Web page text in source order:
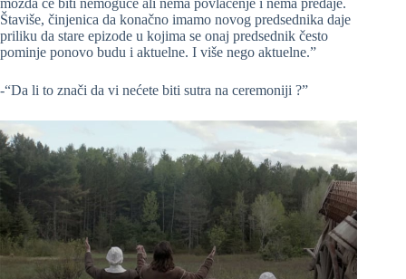
Štaviše, činjenica da konačno imamo novog predsednika daje
priliku da stare epizode u kojima se onaj predsednik često
pominje ponovo budu i aktuelne. I više nego aktuelne.”
-“Da li to znači da vi nećete biti sutra na ceremoniji ?”